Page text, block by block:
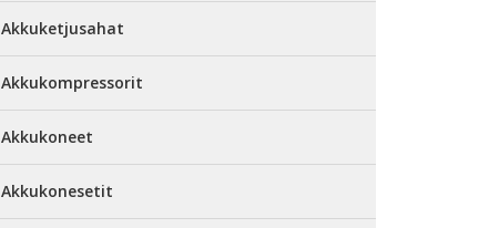
Akkuketjusahat
Akkukompressorit
Akkukoneet
Akkukonesetit